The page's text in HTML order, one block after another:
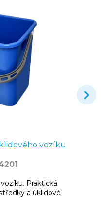
vozíku
Praktická
a úklidové